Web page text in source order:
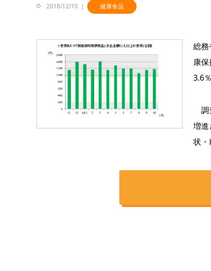
2018/12/10 健康食品
総
康
3.6
調
増
状・